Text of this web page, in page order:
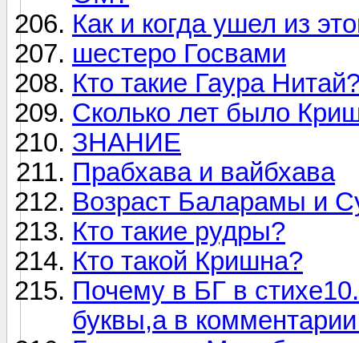
Как и когда ушел из
шестеро Госвами
Кто такие Гаура
Сколько лет было
ЗНАНИЕ
Прабхава и вайбхава
Возраст Баларамы и
Кто такие рудры?
Кто такой Кришна?
Почему в БГ в
буквы,а в